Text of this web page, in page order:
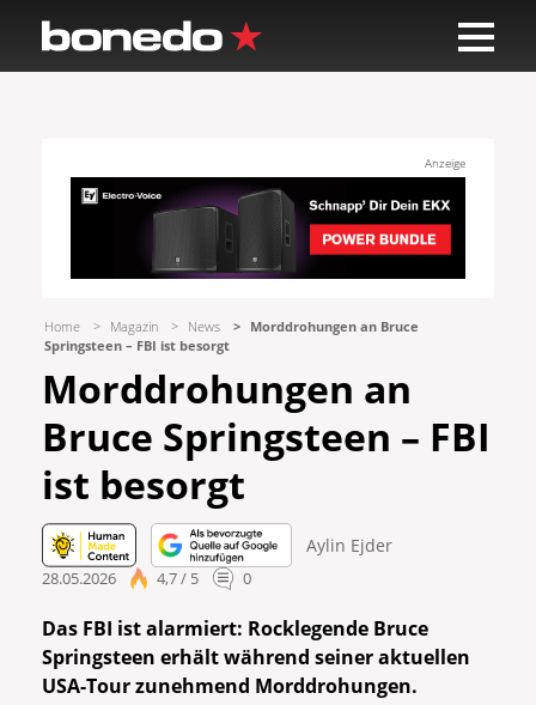
Anzeige
Home Magazin News
Morddrohungen an Bruce
Springsteen – FBI ist besorgt
Morddrohungen an
Bruce Springsteen – FBI
ist besorgt
Aylin Ejder
28.05.2026 4,7 / 5 0
Das FBI ist alarmiert: Rocklegende Bruce
Springsteen erhält während seiner aktuellen
USA-Tour zunehmend Morddrohungen.